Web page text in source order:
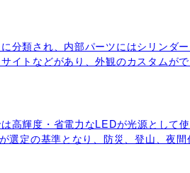
分類され、内部パーツにはシリンダ
イトなどがあり、外観のカスタムがで
高輝度・省電力なLEDが光源として使
選定の基準となり、防災、登山、夜間